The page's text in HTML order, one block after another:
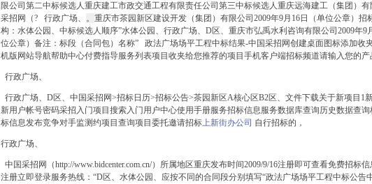
限公司第二中标候选人重庆建工市政交通工程有限责任公司第三中标候选人重庆远海建工（集团）有
采招网（? 行政广场、 。 重庆市茶园新区建设开发（集团）有限公司2009年9月16日（单位公章）招
构：水体公园、中标候选人顺序”水体公园、 行政广场、 D区、重庆市弘禹水利咨询有限公司2009年9
位公章）备注：标段（合同包）名称” 政法广场场平工程中标结果-中国采招网创建桌面图标添加收
机版网站导航帮助中心付费指导服务列表项目收夹给您推荐的项目手机客户端招标频道请输入您的产
行政广场、
行政广场、D区、中国采招网>招标日历>招标公告>茶园新区A核心区B2区、文件下载关于新项目1
新用户帐号密码采招入门项目搜索入门用户中心使用手册服务招标信息服务数据库查询历史数据查询
标信息发布竞争对手监测约项目查询项目委托邀请招标上新街办公司 自行招标的，
行政广场、
中国采招网（http://www.bidcenter.com.cn/）所属地区重庆发布时间2009/9/16注册即可查看免费招标
注册立即登录服务热线： “D区、水体公园、应按不同的合同段分别填写“政法广场场平工程中标公告